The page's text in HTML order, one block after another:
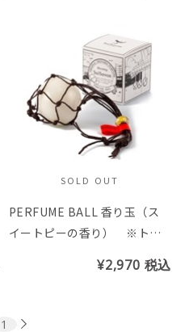
SOLD OUT
PERFUME BALL 香り玉（ス
イートピーの香り） ※トン
¥2,970 税込
1